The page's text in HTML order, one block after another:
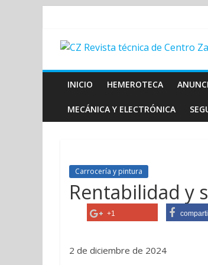
INICIO HEMEROTECA
MECÁNICA Y ELECTRÓNICA
Carrocería y pintura
Rentabilidad y
+1
2 de diciembre de 2024